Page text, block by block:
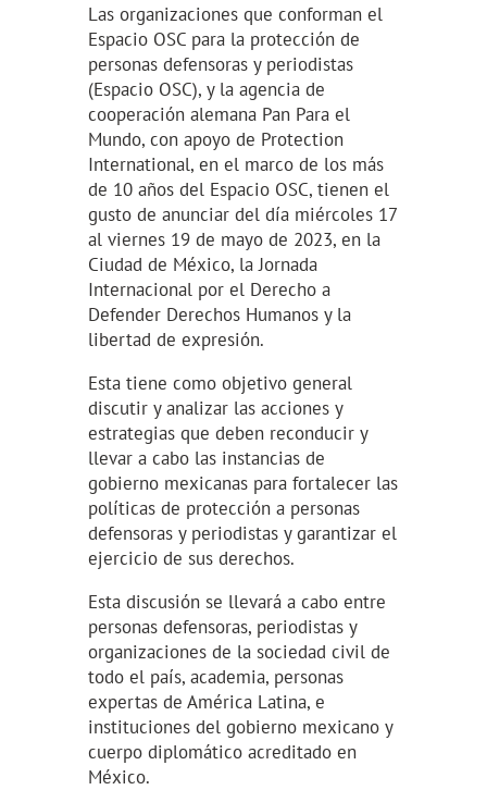
Las organizaciones que conforman el
Espacio OSC para la protección de
personas defensoras y periodistas
(Espacio OSC), y la agencia de
cooperación alemana Pan Para el
Mundo, con apoyo de Protection
International, en el marco de los más
de 10 años del Espacio OSC, tienen el
gusto de anunciar del día miércoles 17
al viernes 19 de mayo de 2023, en la
Ciudad de México, la Jornada
Internacional por el Derecho a
Defender Derechos Humanos y la
libertad de expresión.
Esta tiene como objetivo general
discutir y analizar las acciones y
estrategias que deben reconducir y
llevar a cabo las instancias de
gobierno mexicanas para fortalecer las
políticas de protección a personas
defensoras y periodistas y garantizar el
ejercicio de sus derechos.
Esta discusión se llevará a cabo entre
personas defensoras, periodistas y
organizaciones de la sociedad civil de
todo el país, academia, personas
expertas de América Latina, e
instituciones del gobierno mexicano y
cuerpo diplomático acreditado en
México.